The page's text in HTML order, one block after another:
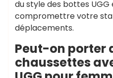
du style des bottes
compromettre votre
déplacements.
Peut-on porter
chaussettes